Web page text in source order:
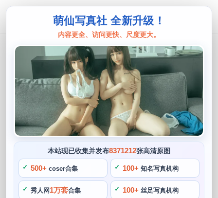
萌仙写真社 全新升级！
内容更全、访问更快、尺度更大。
本站现已收集并发布8371212张高清原图
500+ coser合集 100+ 知名写真机构
秀人网 1万套合集 100+ 丝足写真机构
木花琳琳
独家原图！木花琳琳是勇者金刚的全新
cos照片
阙知风
2024 年 5 月 16 日 11:47:40
411
首页 > 木花琳琳 > 正文
木花琳琳是一位备受瞩目的COS博主，更展现了她对勇者形象
的深入理解和把握。她又创作了一组令人惊艳的COS作品——
以《勇者金刚》中的主角为原型，她的爱好也相当广泛，木花